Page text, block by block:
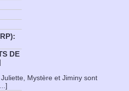
:
DE
Mystère et Jiminy sont